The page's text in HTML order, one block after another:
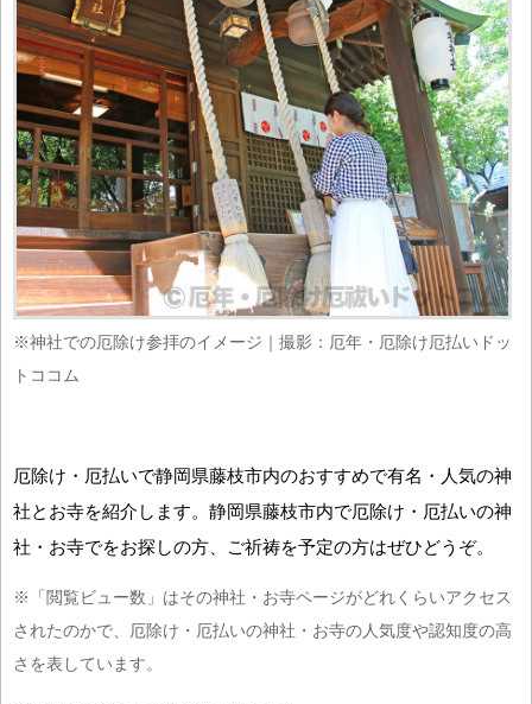
※神社での厄除け参拝のイメージ｜撮影：厄年・厄除け厄払いドッ
トココム
厄除け・厄払いで静岡県藤枝市内のおすすめで有名・人気の神
社とお寺を紹介します。静岡県藤枝市内で厄除け・厄払いの神
社・お寺でをお探しの方、ご祈祷を予定の方はぜひどうぞ。
※「閲覧ビュー数」はその神社・お寺ページがどれくらいアクセス
されたのかで、厄除け・厄払いの神社・お寺の人気度や認知度の高
さを表しています。